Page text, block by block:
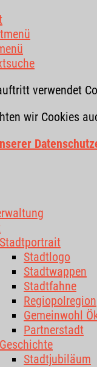
verwendet
wir Cookies
Stadtportrait
Stadtlogo
Stadtwappen
Stadtfahne
Regiopolregion
Gemeinwohl
Partnerstadt
Geschichte
Stadtjubiläum